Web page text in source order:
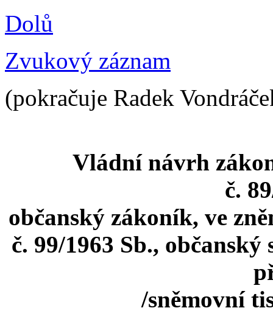
Dolů
Zvukový záznam
(pokračuje Radek
Vládní návrh
č.
občanský zákoník, ve
č. 99/1963 Sb.,
/sněmovní